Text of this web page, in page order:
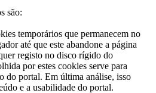
são:
temporários que permanecem no
até que este abandone a página
registo no disco rígido do
por estes cookies serve para
do portal. Em última análise, isso
e a usabilidade do portal.